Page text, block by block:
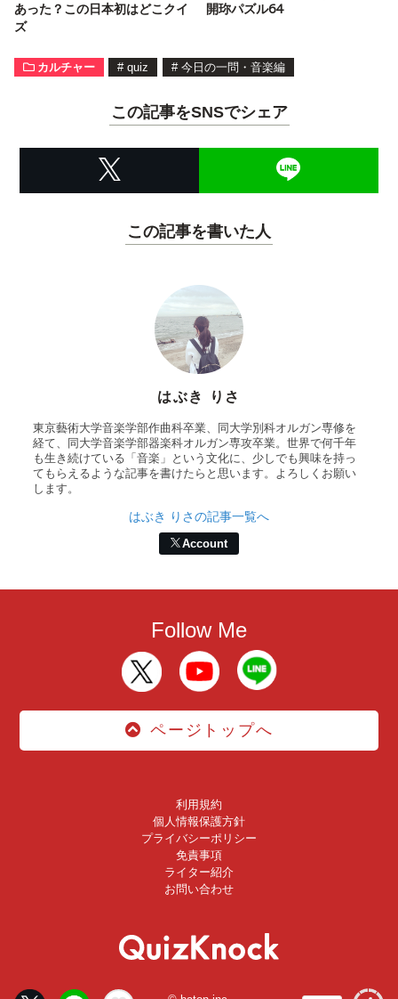
あった？この日本初はどこクイ
ズ
開珎パズル64
カルチャー # quiz # 今日の一問・音楽編
この記事をSNSでシェア
この記事を書いた人
はぶき りさ
東京藝術大学音楽学部作曲科卒業、同大学別科オルガン専修を
経て、同大学音楽学部器楽科オルガン専攻卒業。世界で何千年
も生き続けている「音楽」という文化に、少しでも興味を持っ
てもらえるような記事を書けたらと思います。よろしくお願い
します。
はぶき りさの記事一覧へ
Account
Follow Me
ページトップへ
利用規約
個人情報保護方針
プライバシーポリシー
免責事項
ライター紹介
お問い合わせ